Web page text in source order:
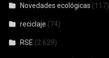
Novedades ecológicas (117)
reciclaje (74)
RSE (2.629)